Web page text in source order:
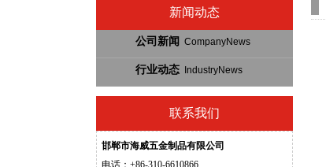
新闻动态
公司新闻 CompanyNews
行业动态 IndustryNews
联系我们
邯郸市海威五金制品有限公司
电话：+86-310-6610866